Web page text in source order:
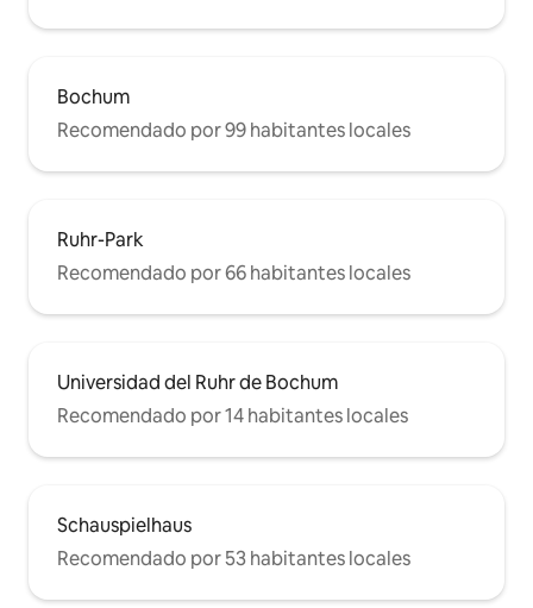
Bochum
Recomendado por 99 habitantes locales
Ruhr-Park
Recomendado por 66 habitantes locales
Universidad del Ruhr de Bochum
Recomendado por 14 habitantes locales
Schauspielhaus
Recomendado por 53 habitantes locales